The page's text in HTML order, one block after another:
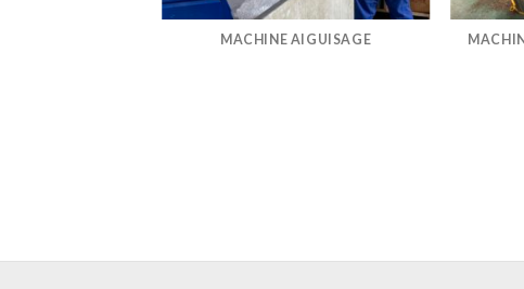
MACHINE AIGUISAGE